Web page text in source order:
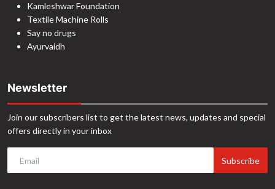
Kamleshwar Foundation
Textile Machine Rolls
Say no drugs
Ayurvaidh
Newsletter
Join our subscribers list to get the latest news, updates and special
offers directly in your inbox
Subscribe